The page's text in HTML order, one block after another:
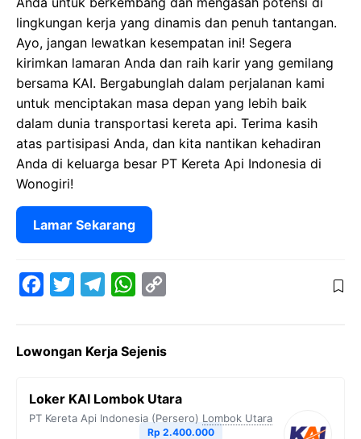
lingkungan kerja yang dinamis dan penuh tantangan.
Ayo, jangan lewatkan kesempatan ini! Segera
kirimkan lamaran Anda dan raih karir yang gemilang
bersama KAI. Bergabunglah dalam perjalanan kami
untuk menciptakan masa depan yang lebih baik
dalam dunia transportasi kereta api. Terima kasih
atas partisipasi Anda, dan kita nantikan kehadiran
Anda di keluarga besar PT Kereta Api Indonesia di
Wonogiri!
Lamar Sekarang
e
o
t
e
e
r
W
t
A
y
i
n
Lowongan Kerja Sejenis
Loker KAI Lombok Utara
PT Kereta Api Indonesia (Persero) Lombok Utara
Rp 2.400.000